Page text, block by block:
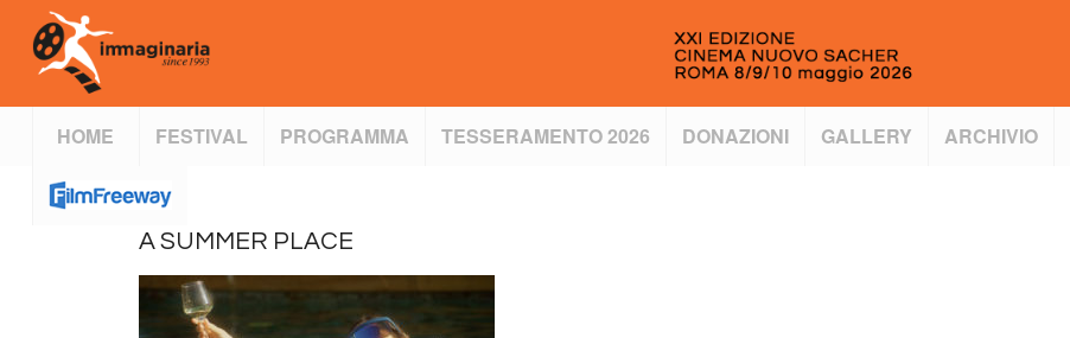
HOME FESTIVAL PROGRAMMA TESSERAMENTO 2026 DONAZIONI GALLERY ARCHIVIO
A SUMMER PLACE